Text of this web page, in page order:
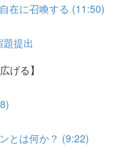
在に召喚する (11:50)
提出
げる】
とは何か？ (9:22)